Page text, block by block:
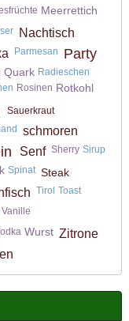
Meerrettich
Nachtisch
Parmesan Party
Quark Radieschen
Rosinen Rotkohl
Sauerkraut
schmoren
Senf Sherry Sirup
Spinat Steak
Tirol Toast
Vanille
Wurst Zitrone